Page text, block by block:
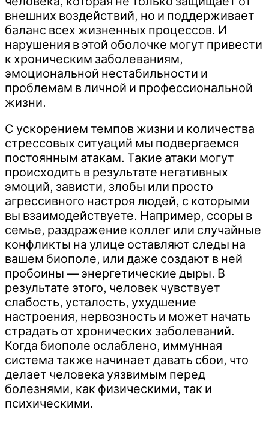
внешних воздействий, но и поддерживает
баланс всех жизненных процессов. И
нарушения в этой оболочке могут привести
к хроническим заболеваниям,
эмоциональной нестабильности и
проблемам в личной и профессиональной
жизни.
С ускорением темпов жизни и количества
стрессовых ситуаций мы подвергаемся
постоянным атакам. Такие атаки могут
происходить в результате негативных
эмоций, зависти, злобы или просто
агрессивного настроя людей, с которыми
вы взаимодействуете. Например, ссоры в
семье, раздражение коллег или случайные
конфликты на улице оставляют следы на
вашем биополе, или даже создают в ней
пробоины — энергетические дыры. В
результате этого, человек чувствует
слабость, усталость, ухудшение
настроения, нервозность и может начать
страдать от хронических заболеваний.
Когда биополе ослаблено, иммунная
система также начинает давать сбои, что
делает человека уязвимым перед
болезнями, как физическими, так и
психическими.